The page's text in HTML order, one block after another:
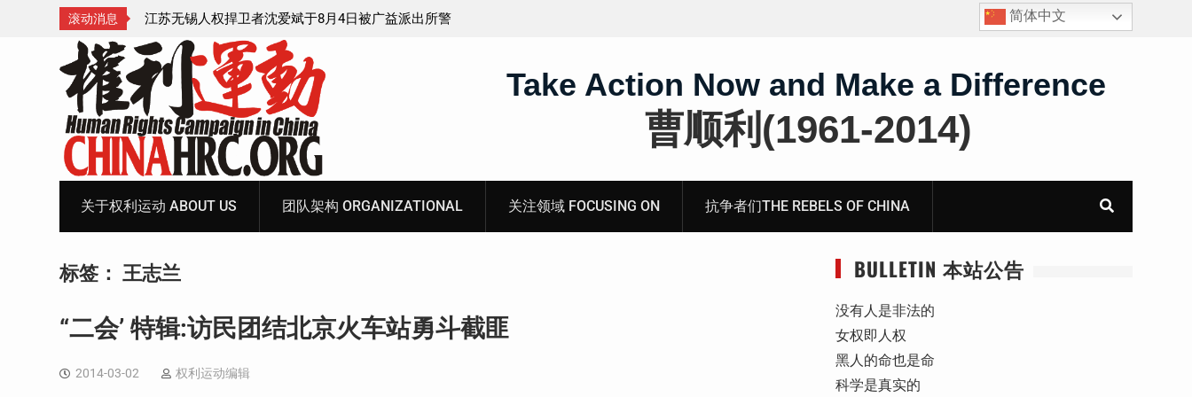
滚动消息
日被广益派出所警
带走后音信全无
武汉公民张毅于2026年7月28日被以“涉嫌煽动分裂国
家罪”执行逮捕 目前羁押在拉萨市看守所
获刑10年的“推墙大联盟案”任建平在永川监狱度过其62
简体中文
Take Action Now and Make a Difference
曹顺利(1961-2014)
关于权利运动 ABOUT US 团队架构 ORGANIZATIONAL 关注领域 FOCUSING ON 抗争者们THE REBELS OF CHINA
标签： 王志兰
“二会’ 特辑:访民团结北京火车站勇斗截匪
2014-03-02 权利运动编辑
BULLETIN 本站公告
没有人是非法的
女权即人权
黑人的命也是命
科学是真实的